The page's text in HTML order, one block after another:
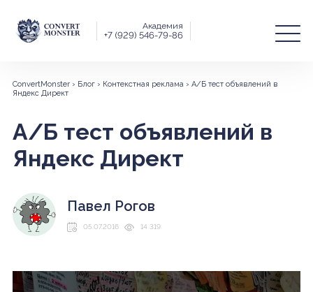
Академия
+7 (929) 546-79-86
ConvertMonster› Блог› Контекстная реклама› А/Б тест объявлений в
Яндекс Директ
А/Б тест объявлений в
Яндекс Директ
Павел Рогов
05.07.2016 14 319